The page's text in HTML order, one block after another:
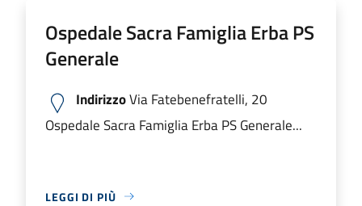
Ospedale Sacra Famiglia Erba PS
Generale
IndirizzoVia Fatebenefratelli, 20
Ospedale Sacra Famiglia Erba PS Generale...
LEGGI DI PIÙ